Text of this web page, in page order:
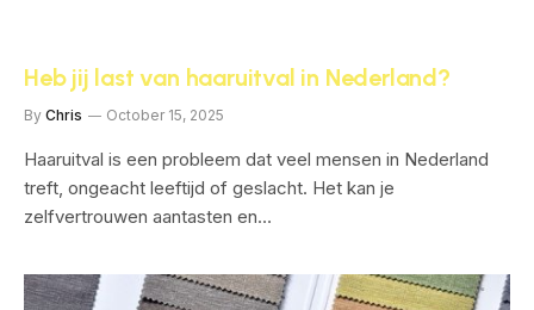
Heb jij last van haaruitval in Nederland?
By Chris October 15, 2025
Haaruitval is een probleem dat veel mensen in Nederland
treft, ongeacht leeftijd of geslacht. Het kan je
zelfvertrouwen aantasten en…